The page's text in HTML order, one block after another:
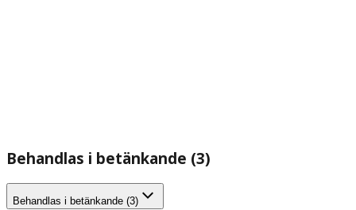
Behandlas i betänkande (3)
Behandlas i betänkande (3)